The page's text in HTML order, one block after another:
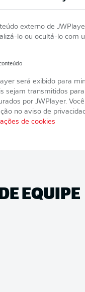
externo de
lo ou ocultá-lo com
será exibido para
sejam transmitidos para
por JWPlayer. Você
no aviso de
de cookies
EQUIPE